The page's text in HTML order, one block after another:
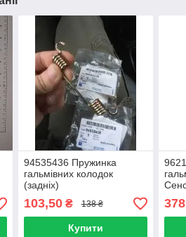
94535436 Пружинка
гальмівних колодок
(задніх)
103,50₴ 138 ₴
Купити